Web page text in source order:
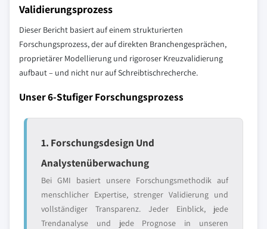
Validierungsprozess
Dieser Bericht basiert auf einem strukturierten
Forschungsprozess, der auf direkten Branchengesprächen,
proprietärer Modellierung und rigoroser Kreuzvalidierung
aufbaut – und nicht nur auf Schreibtischrecherche.
Unser 6-Stufiger Forschungsprozess
1. Forschungsdesign Und
Analystenüberwachung
Bei GMI basiert unsere Forschungsmethodik auf
menschlicher Expertise, strenger Validierung und
vollständiger Transparenz. Jeder Einblick, jede
Trendanalyse und jede Prognose in unseren